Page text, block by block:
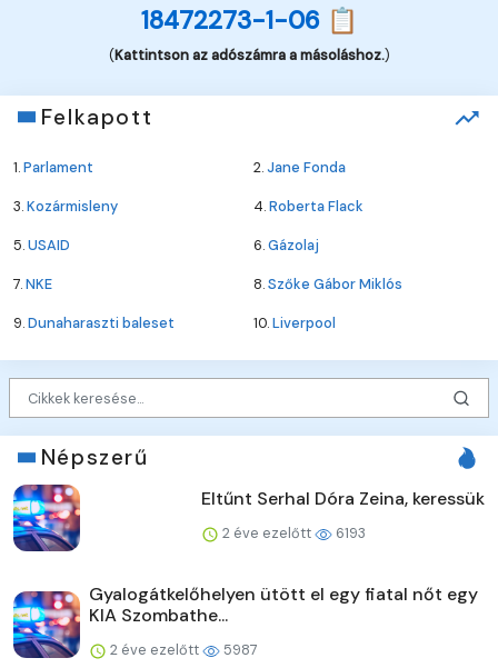
18472273-1-06 📋
(Kattintson az adószámra a másoláshoz.)
Felkapott
1.Parlament 2.Jane Fonda
3.Kozármisleny 4.Roberta Flack
5.USAID 6.Gázolaj
7.NKE 8.Szőke Gábor Miklós
9.Dunaharaszti baleset 10.Liverpool
Népszerű
Eltűnt Serhal Dóra Zeina, keressük
2 éve ezelőtt 6193
Gyalogátkelőhelyen ütött el egy fiatal nőt egy
KIA Szombathe...
2 éve ezelőtt 5987